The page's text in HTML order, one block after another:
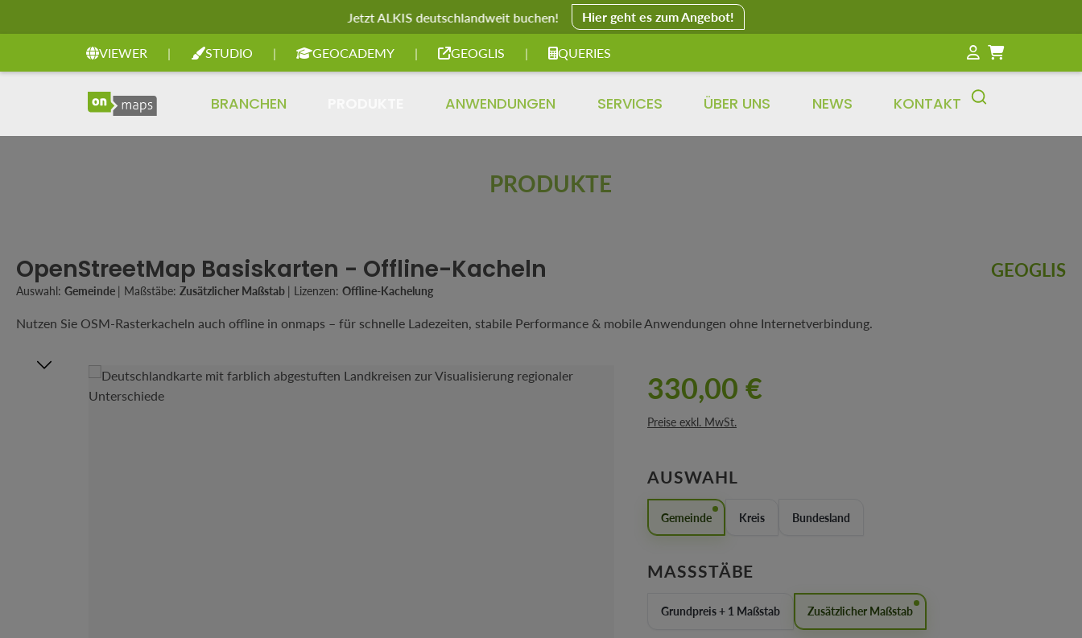
Jetzt ALKIS deutschlandweit buchen! Hier geht es zum Angebot!
VIEWER | STUDIO | GEOCADEMY | GEOGLIS | QUERIES
BRANCHEN ANWENDUNGEN SERVICES ÜBER UNS NEWS KONTAKT
PRODUKTE
OpenStreetMap Basiskarten - Offline-Kacheln
Auswahl: Gemeinde | Maßstäbe: Zusätzlicher Maßstab | Lizenzen: Offline-Kachelung
GEOGLIS
Nutzen Sie OSM-Rasterkacheln auch offline in onmaps – für schnelle Ladezeiten, stabile Performance & mobile Anwendungen ohne Internetverbindung.
Bildergalerie überspringen 330,00 €
Preise exkl. MwSt.
AUSWAHL
Gemeinde Kreis Bundesland
MASSSTÄBE
Grundpreis + 1 Maßstab Zusätzlicher Maßstab